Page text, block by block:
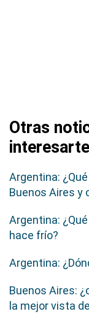
Otras
interesarte
Argentina:
Buenos Aires y
Argentina:
hace frío?
Argentina:
Buenos Aires:
la mejor vista